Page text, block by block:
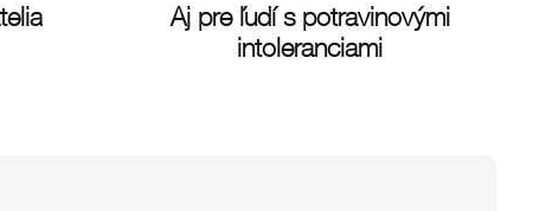
Aj pre ľudí s potravinovými
intoleranciami